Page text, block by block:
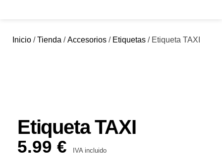
Inicio /Tienda /Accesorios / Etiquetas / Etiqueta TAXI
Etiqueta TAXI
5.99 € IVA incluido